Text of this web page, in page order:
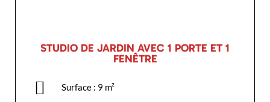
STUDIO DE JARDIN AVEC 1 PORTE ET 1
FENÊTRE
Surface : 9 m²